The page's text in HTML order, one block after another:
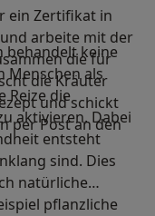
ein Zertifikat in
arbeite mit der
die für
die Kräuter
und schickt
per Post an den
behandelt keine
Menschen als
Reize die
aktivieren. Dabei
entsteht
sind. Dies
natürliche
pflanzliche